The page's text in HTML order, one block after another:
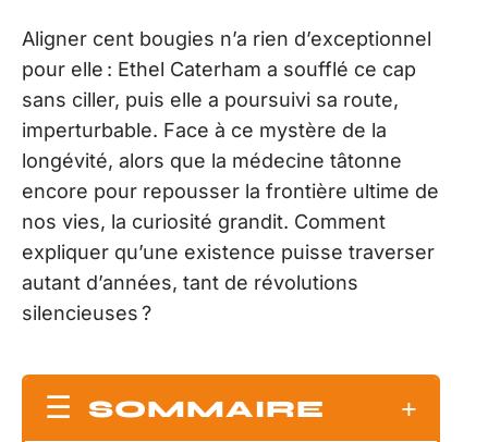
Aligner cent bougies n’a rien d’exceptionnel
pour elle : Ethel Caterham a soufflé ce cap
sans ciller, puis elle a poursuivi sa route,
imperturbable. Face à ce mystère de la
longévité, alors que la médecine tâtonne
encore pour repousser la frontière ultime de
nos vies, la curiosité grandit. Comment
expliquer qu’une existence puisse traverser
autant d’années, tant de révolutions
silencieuses ?
SOMMAIRE